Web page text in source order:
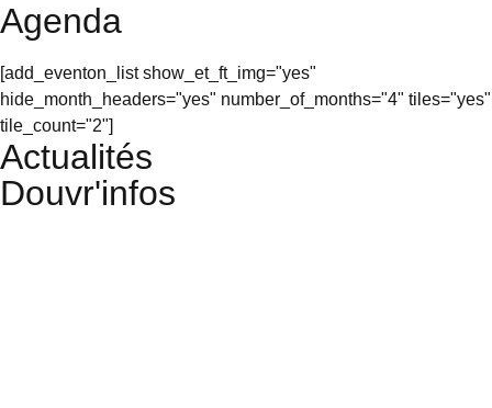
Agenda
[add_eventon_list show_et_ft_img="yes"
hide_month_headers="yes" number_of_months="4" tiles="yes"
tile_count="2"]
Actualités
Douvr'infos